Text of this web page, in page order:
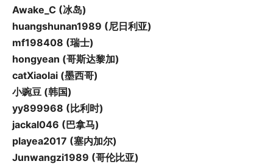
Awake_C (冰岛)
huangshunan1989 (尼日利亚)
mf198408 (瑞士)
hongyean (哥斯达黎加)
catXiaolai (墨西哥)
小豌豆 (韩国)
yy899968 (比利时)
jackal046 (巴拿马)
playea2017 (塞内加尔)
Junwangzi1989 (哥伦比亚)